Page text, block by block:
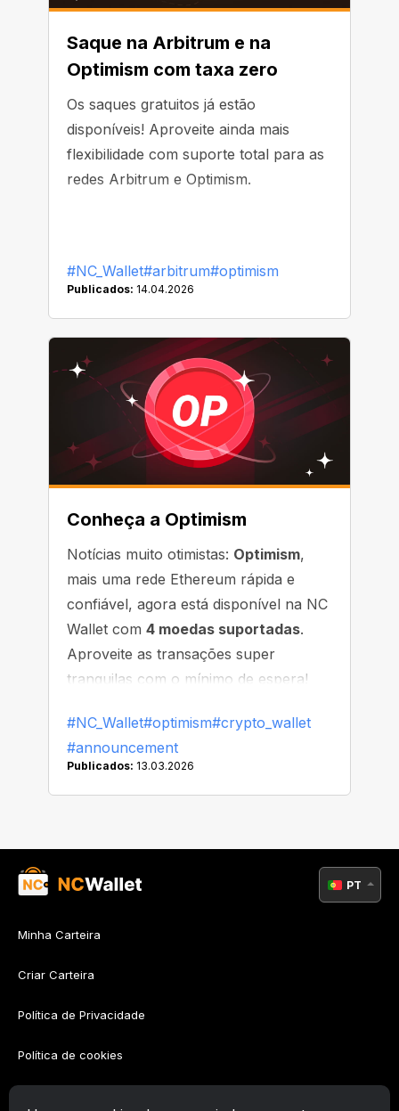
Saque na Arbitrum e na
Optimism com taxa zero
Os saques gratuitos já estão
disponíveis! Aproveite ainda mais
flexibilidade com suporte total para as
redes Arbitrum e Optimism.
#NC_Wallet#arbitrum#optimism
Publicados: 14.04.2026
Conheça a Optimism
Notícias muito otimistas: Optimism,
mais uma rede Ethereum rápida e
confiável, agora está disponível na NC
Wallet com 4 moedas suportadas.
Aproveite as transações super
tranquilas com o mínimo de espera!
#NC_Wallet#optimism#crypto_wallet
#announcement
Publicados: 13.03.2026
Minha Carteira
Criar Carteira
Política de Privacidade
Política de cookies
PT